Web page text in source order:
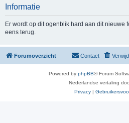
Informatie
Er wordt op dit ogenblik hard aan dit nieuwe
eens terug.
Forumoverzicht Contact
Powered by phpBB® Forum
Nederlandse vertaling
Privacy |